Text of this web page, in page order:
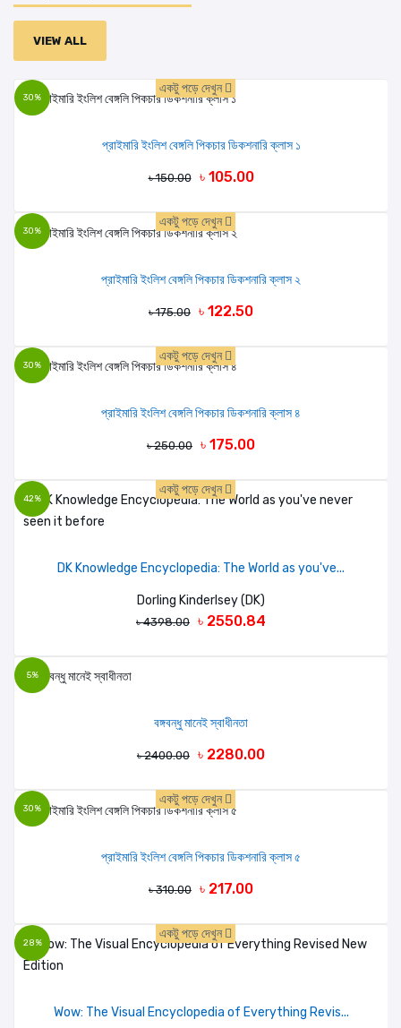
VIEW ALL
30%
একটু পড়ে দেখুন
প্রাইমারি ইংলিশ বেঙ্গলি পিকচার ডিকশনারি ক্লাস ১
৳ 150.00 ৳ 105.00
30%
একটু পড়ে দেখুন
প্রাইমারি ইংলিশ বেঙ্গলি পিকচার ডিকশনারি ক্লাস ২
৳ 175.00 ৳ 122.50
30%
একটু পড়ে দেখুন
প্রাইমারি ইংলিশ বেঙ্গলি পিকচার ডিকশনারি ক্লাস ৪
৳ 250.00 ৳ 175.00
42%
একটু পড়ে দেখুন
DK Knowledge Encyclopedia: The World as you've...
Dorling Kinderlsey (DK)
৳ 4398.00 ৳ 2550.84
5%
বঙ্গবন্ধু মানেই স্বাধীনতা
৳ 2400.00 ৳ 2280.00
30%
একটু পড়ে দেখুন
প্রাইমারি ইংলিশ বেঙ্গলি পিকচার ডিকশনারি ক্লাস ৫
৳ 310.00 ৳ 217.00
28%
একটু পড়ে দেখুন
Wow: The Visual Encyclopedia of Everything Revis...